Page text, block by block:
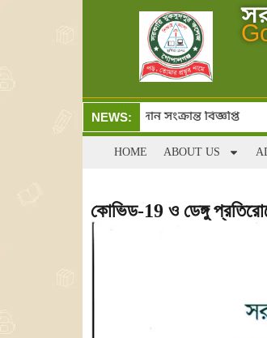
NEWS:
ভর্তি ও ফি জমা প্রদান সংক্রান্ত বিজ্ঞপ্তি
HOME ABOUT US
কোভিড-19 ও ডেঙ্গু